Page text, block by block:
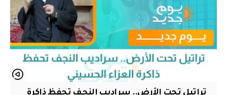
تراتيل تحت الأرض.. سراديب النجف تحفظ ذاكرة